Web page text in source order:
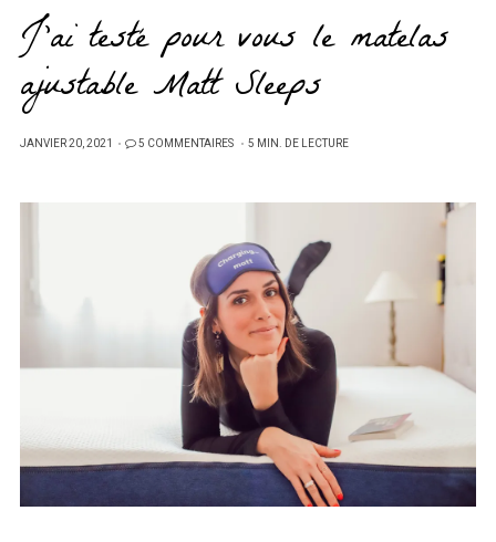
J’ai testé pour vous le matelas
ajustable Matt Sleeps
PUBLIÉ
JANVIER 20, 2021 5 COMMENTAIRES 5 MIN. DE LECTURE